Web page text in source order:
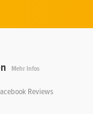
Mehr Infos